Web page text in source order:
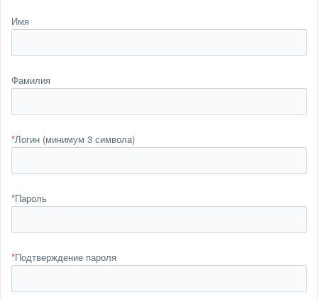
Имя
Фамилия
*Логин (минимум 3 символа)
*Пароль
*Подтверждение пароля